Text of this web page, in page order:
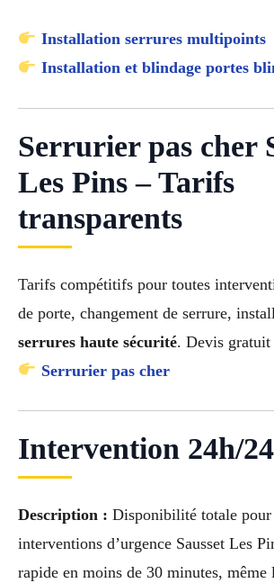
Installation serrures multipoints
Installation et blindage portes
Serrurier pas cher
Les Pins – Tarifs
transparents
Tarifs compétitifs pour toutes
de porte, changement de serrure,
serrures haute sécurité. Devis
Serrurier pas cher
Intervention 24h/
Description : Disponibilité totale pour
interventions d’urgence Sausset Les
rapide en moins de 30 minutes, même